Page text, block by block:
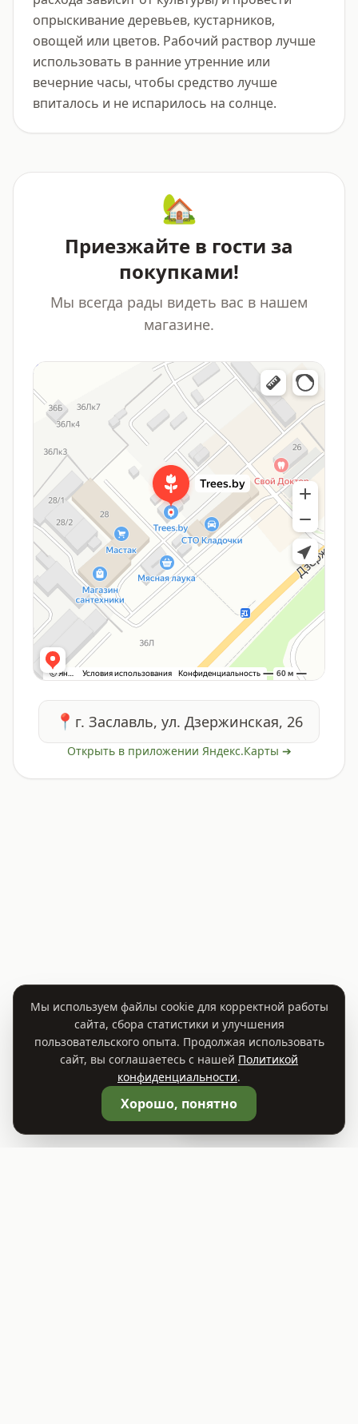
опрыскивание деревьев, кустарников,
овощей или цветов. Рабочий раствор лучше
использовать в ранние утренние или
вечерние часы, чтобы средство лучше
впиталось и не испарилось на солнце.
🏡
Приезжайте в гости за
покупками!
Мы всегда рады видеть вас в нашем
магазине.
📍 г. Заславль, ул. Дзержинская, 26
Открыть в приложении Яндекс.Карты ➔
Мы используем файлы cookie для корректной работы
сайта, сбора статистики и улучшения
пользовательского опыта. Продолжая использовать
сайт, вы соглашаетесь с нашей Политикой
конфиденциальности.
Хорошо, понятно
🛒Корзина